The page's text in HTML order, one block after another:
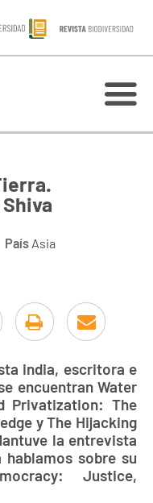
País Asia
india, escritora e
encuentran Water
Privatization: The
y The Hijacking
la entrevista
sobre su
Justice,